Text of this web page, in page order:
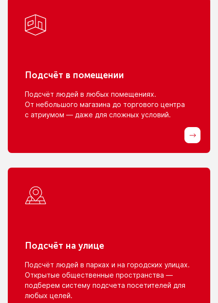
Подсчёт в помещении
Подсчёт людей в любых помещениях.
От небольшого магазина до торгового центра
с атриумом — даже для сложных условий.
Подсчёт на улице
Подсчёт людей в парках и на городских улицах.
Открытые общественные пространства —
подберем систему подсчета посетителей для
любых целей.